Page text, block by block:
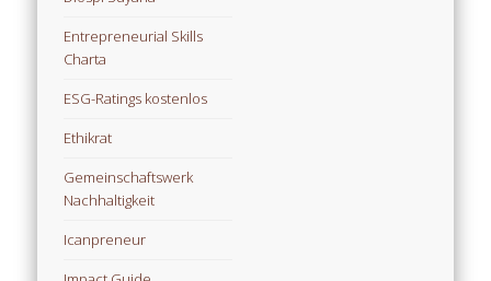
Entrepreneurial Skills
Charta
ESG-Ratings kostenlos
Ethikrat
Gemeinschaftswerk
Nachhaltigkeit
Icanpreneur